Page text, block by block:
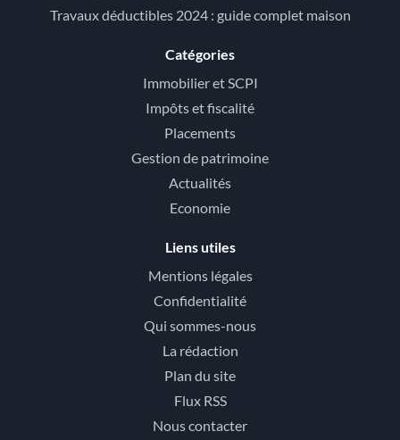
Travaux déductibles 2024 : guide complet maison
Catégories
Immobilier et SCPI
Impôts et fiscalité
Placements
Gestion de patrimoine
Actualités
Economie
Liens utiles
Mentions légales
Confidentialité
Qui sommes-nous
La rédaction
Plan du site
Flux RSS
Nous contacter